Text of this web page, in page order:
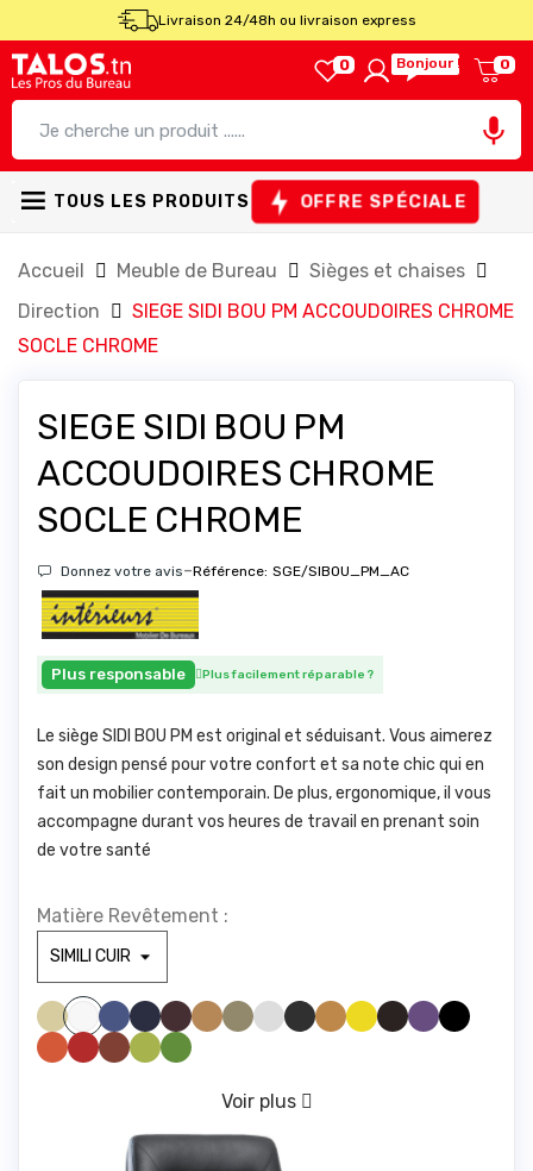
Livraison 24/48h ou livraison express
0 Bonjour ! 0

TOUS LES PRODUITS OFFRE SPÉCIALE
Accueil Meuble de Bureau
Sièges et chaises
Direction
SIEGE SIDI BOU PM ACCOUDOIRES CHROME
SOCLE CHROME
SIEGE SIDI BOU PM
ACCOUDOIRES CHROME
SOCLE CHROME
Donnez votre avis-Référence: SGE/SIBOU_PM_AC
Plus responsable Plus facilement réparable ?
Le siège SIDI BOU PM est original et séduisant. Vous aimerez
son design pensé pour votre confort et sa note chic qui en
fait un mobilier contemporain. De plus, ergonomique, il vous
accompagne durant vos heures de travail en prenant soin
de votre santé
Matière Revêtement :
SIMILI BEIGE 830SIMILI BLANC 100 SIMILI BLEU CLAIR 285 SIMILI BLEU FONCE1211
SIMILI BORDEAUX 1721 SIMILI CAMEL 1846 SIMILI GREGE 1842SIMILI GRIS CLAIR1940
SIMILI GRIS FONCE 961 SIMILI JAUNE 446 SIMILI JAUNE 475 SIMILISIMILI MAUVE 328
SIMILI ORANGE 1794SIMILI ROUGE 1783SIMILI ROUILLE 775SIMILI VERT ANIS 1611SIMILI VERT FORET 673
SIMILI BLEU CIEL 1212
SIMILI BLEU 1214
VERT D'EAU 416
Voir plus